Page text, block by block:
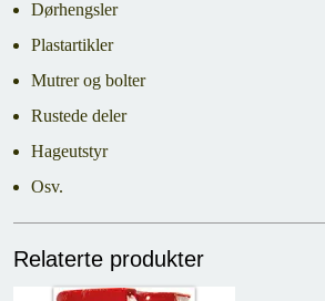
Dørhengsler
Plastartikler
Mutrer og bolter
Rustede deler
Hageutstyr
Osv.
Relaterte produkter